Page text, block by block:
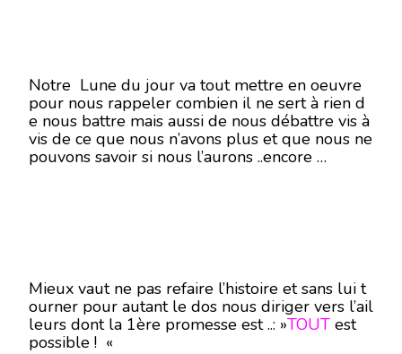
Notre Lune du jour va tout mettre en oeuvre
pour nous rappeler combien il ne sert à rien d
e nous battre mais aussi de nous débattre vis à
vis de ce que nous n’avons plus et que nous ne
pouvons savoir si nous l’aurons ..encore …
Mieux vaut ne pas refaire l’histoire et sans lui t
ourner pour autant le dos nous diriger vers l’ail
leurs dont la 1ère promesse est ..: »TOUT est
possible ! «